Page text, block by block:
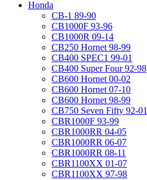
Honda
CB-1 89-90
CB1000F 93-96
CB1000R 09-14
CB250 Hornet 98-99
CB400 SPEC1 99-01
CB400 Super Four 92-98
CB600 Hornet 00-02
CB600 Hornet 07-10
CB600 Hornet 98-99
CB750 Seven Fifty 92-01
CBR1000F 93-99
CBR1000RR 04-05
CBR1000RR 06-07
CBR1000RR 08-11
CBR1100XX 01-07
CBR1100XX 97-98